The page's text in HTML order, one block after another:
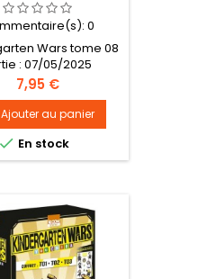
0
Wars tome 08
: 07/05/2025
Prix
7,95 €
Ajouter au panier
 En stock